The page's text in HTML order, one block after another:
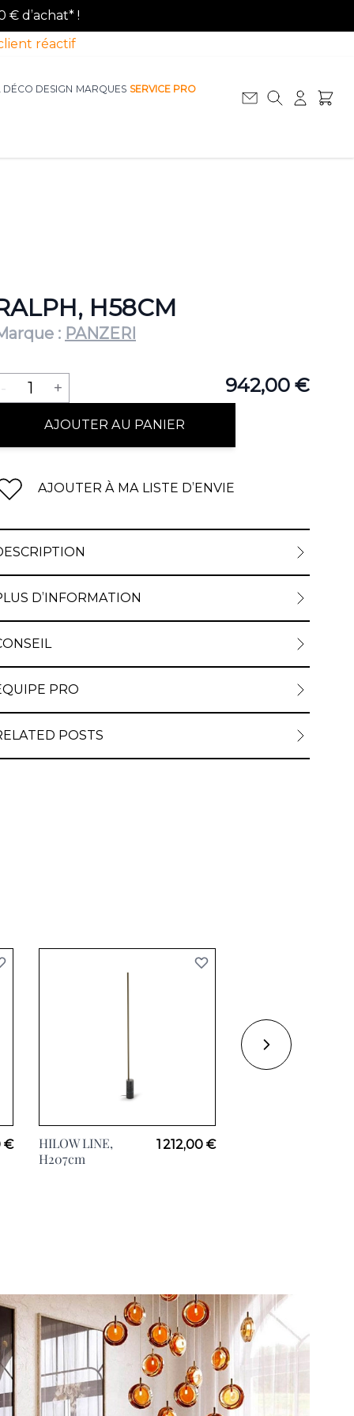
€ d’achat* !
réactif
DÉCO DESIGN MARQUES SERVICE PRO
H58CM
: PANZERI
942,00 €
- 1 +
AJOUTER AU PANIER
AJOUTER À MA LISTE D’ENVIE
D’INFORMATION
PRO
POSTS
€
HILOW LINE,
H207cm
1 212,00 €